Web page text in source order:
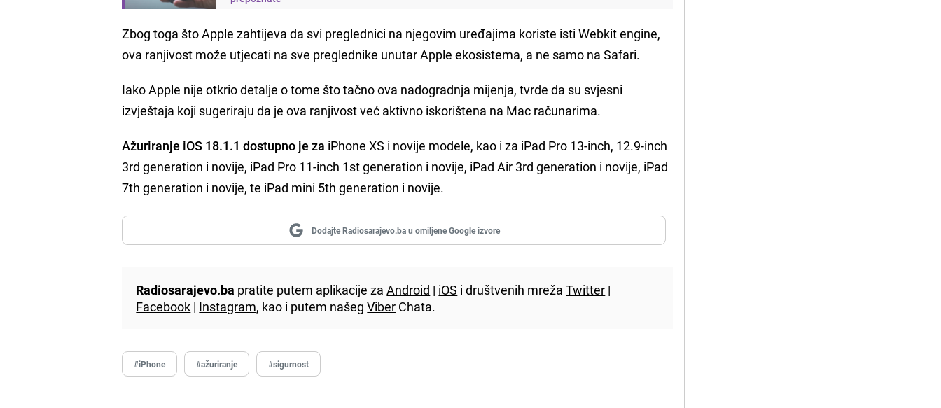
Zbog toga što Apple zahtijeva da svi preglednici na njegovim uređajima koriste isti Webkit engine,
ova ranjivost može utjecati na sve preglednike unutar Apple ekosistema, a ne samo na Safari.
Iako Apple nije otkrio detalje o tome što tačno ova nadogradnja mijenja, tvrde da su svjesni
izvještaja koji sugeriraju da je ova ranjivost već aktivno iskorištena na Mac računarima.
Ažuriranje iOS 18.1.1 dostupno je za iPhone XS i novije modele, kao i za iPad Pro 13-inch, 12.9-inch
3rd generation i novije, iPad Pro 11-inch 1st generation i novije, iPad Air 3rd generation i novije, iPad
7th generation i novije, te iPad mini 5th generation i novije.
Dodajte Radiosarajevo.ba u omiljene Google izvore
Radiosarajevo.ba pratite putem aplikacije zaAndroid | iOS i društvenih mrežaTwitter |
Facebook | Instagram, kao i putem našegViber Chata.
#iPhone #ažuriranje #sigurnost